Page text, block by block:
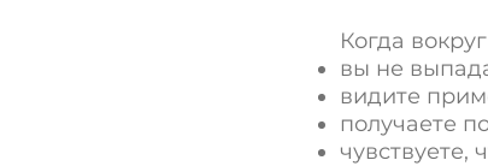
Когда
вы не
видите
получаете
чувствуете,